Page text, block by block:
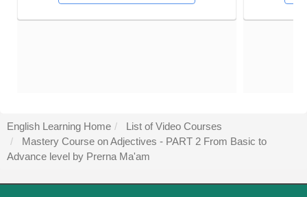
English Learning Home
List of Video Courses
Mastery Course on Adjectives - PART 2 From Basic to
Advance level by Prerna Ma'am